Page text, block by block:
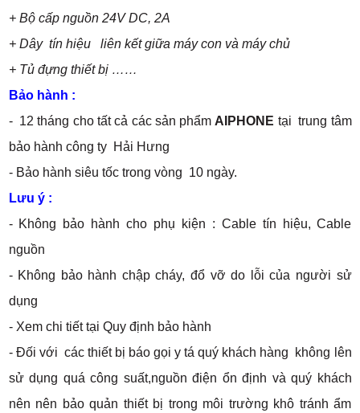
+ Bộ cấp nguồn 24V DC, 2A
+ Dây tín hiệu liên kết giữa máy con và máy chủ
+ Tủ đựng thiết bị ……
Bảo hành :
- 12 tháng cho tất cả các sản phẩm AIPHONE tại trung tâm
bảo hành công ty Hải Hưng
- Bảo hành siêu tốc trong vòng 10 ngày.
Lưu ý :
- Không bảo hành cho phụ kiện : Cable tín hiệu, Cable
nguồn
- Không bảo hành chập cháy, đổ vỡ do lỗi của người sử
dụng
- Xem chi tiết tại Quy định bảo hành
- Đối với các thiết bị báo gọi y tá quý khách hàng không lên
sử dụng quá công suất,nguồn điện ổn định và quý khách
nên nên bảo quản thiết bị trong môi trường khô tránh ẩm